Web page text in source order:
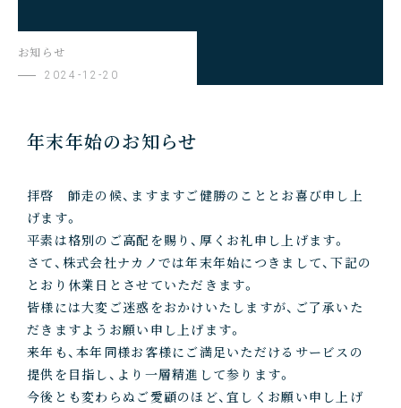
お知らせ
2024-12-20
年末年始のお知らせ
拝啓 師走の候、ますますご健勝のこととお喜び申し上
げます。
平素は格別のご高配を賜り、厚くお礼申し上げます。
さて、株式会社ナカノでは年末年始につきまして、下記の
とおり休業日とさせていただきます。
皆様には大変ご迷惑をおかけいたしますが、ご了承いた
だきますようお願い申し上げます。
来年も、本年同様お客様にご満足いただけるサービスの
提供を目指し、より一層精進して参ります。
今後とも変わらぬご愛顧のほど、宜しくお願い申し上げ